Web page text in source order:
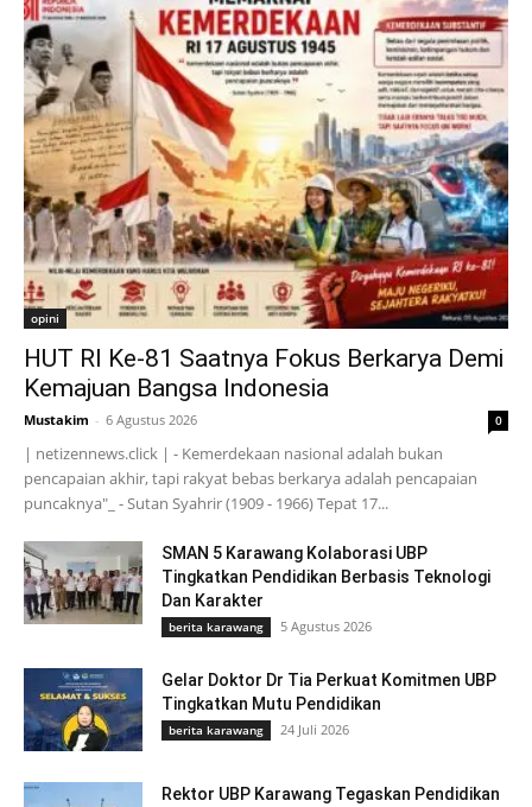
opini
HUT RI Ke-81 Saatnya Fokus Berkarya Demi
Kemajuan Bangsa Indonesia
Mustakim - 6 Agustus 2026 0
| netizennews.click | - Kemerdekaan nasional adalah bukan
pencapaian akhir, tapi rakyat bebas berkarya adalah pencapaian
puncaknya"_ - Sutan Syahrir (1909 - 1966) Tepat 17...
SMAN 5 Karawang Kolaborasi UBP
Tingkatkan Pendidikan Berbasis Teknologi
Dan Karakter
berita karawang 5 Agustus 2026
Gelar Doktor Dr Tia Perkuat Komitmen UBP
Tingkatkan Mutu Pendidikan
berita karawang 24 Juli 2026
Rektor UBP Karawang Tegaskan Pendidikan